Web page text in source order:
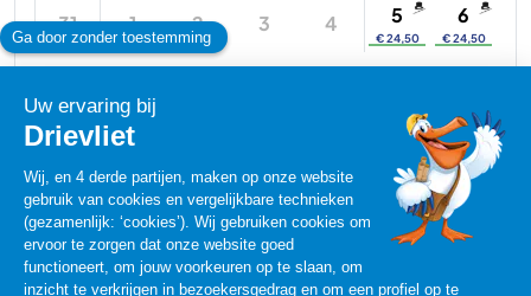
Drievliet, Zomertijd - Langer geopend
Shows en entertainment
31 1 2 3 4 5
€ 24,50
6
€ 24,50